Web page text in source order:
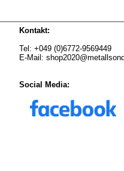
Kontakt:
Tel: +049 (0)6772-9569449
E-Mail:
Social Media: